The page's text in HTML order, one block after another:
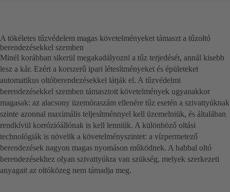
A tökéletes tűzvédelem magas követelményeket támaszt a tűzoltó
berendezésekkel szemben
Minél korábban sikerül megakadályozni a tűz terjedését, annál kisebb
lesz a kár. Ezért a korszerű ipari létesítményeket és épületeket
automatikus oltóberendezésekkel látják el. A tűzvédelmi
berendezésekkel szemben támasztott követelmények ugyanakkor
magasak: az alacsony üzemóraszám ellenére tűz esetén a szivattyúknak
szinte azonnal maximális teljesítménnyel kell üzemelniük, és általában
rendkívül korrózióállónak is kell lenniük. A különböző oltási
technológiák is növelik a követelményszintet: a vízpermetező
berendezések nagyon magas nyomáson működnek. A habbal oltó
berendezésekhez olyan szivattyúkra van szükség, melyek szerkezeti
anyagait az oltóközeg nem támadja meg.